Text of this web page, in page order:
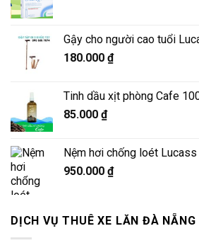
Gậy cho người cao tuổi
180.000 ₫
Tinh dầu xịt phòng Cafe
85.000 ₫
Nệm hơi chống loét
950.000 ₫
DỊCH VỤ THUÊ XE LĂN ĐÀ NẴNG